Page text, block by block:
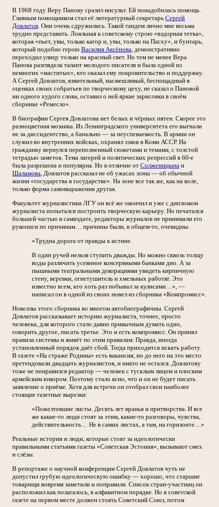
В 1968 году Веру Панову сразил инсульт. Ей понадобилась помощь.
Главным помощником стал её литературный секретарь Сергей
Довлатов. Они очень сдружились. Такой тандем лично мне весьма
трудно представить. Лояльная к советскому строю «вздорная тетка»,
которая «пьет, увы, только кагор и, увы, только на Пасху», и бунтарь,
который подобно герою Василия Аксёнова, демонстративно
переходил улицу только на красный свет. Но тем не менее Вера
Панова разглядела талант молодого писателя и была одной из
немногих «маститых», кто оказал ему покровительство и поддержку.
А Сергей Довлатов, язвительный, насмешливый, беспощадный в
оценках своих собратьев по творческому цеху, не сказал о Пановой
ни одного худого слова, оставил о ней яркие зарисовки в своём
сборнике «Ремесло».
В биографии Сергея Довлатова нет белых и чёрных пятен. Скорее это
разноцветная мозаика. Из Ленинградского университета его выгнали
не за диссидентство, а банально — за неуспеваемость. В армии он
служил во внутренних войсках, охранял зэков в Коми АССР. На
гражданку вернулся переполненный сюжетами и темами, с толстой
тетрадью заметок. Тема лагерей и политических репрессий в 60-е
была разрешена и популярна. Но в отличие от Солженицына и
Шаламова, Довлатов рассказал не об ужасах зоны — об обычной
жизни «государства в государстве». На зоне все так же, как на воле,
только форма самовыражения другая.
Факультет журналистики ЛГУ он всё же окончил и уже с дипломом
журналиста попытался построить творческую карьеру. Но печатался
большей частью в самиздате, редакторы журналов не принимали его
рукописи по причинам… причины были, в общем-то, очевидны.
«Трудна дорога от правды к истине.
В один ручей нельзя ступить дважды. Но можно сквозь толщу
воды различить усеянное консервными банками дно. А за
пышными театральными декорациями увидеть кирпичную
стену, веревки, огнетушитель и хмельных работяг. Это
известно всем, кто хоть раз побывал за кулисами…», —
написал он в одной из своих новел из сборника «Компромисс».
Новеллы этого сборника во многом автобиографичны. Сергей
Довлатов рассказывает историю журналиста, точнее, просто
человека, для которого стало давно привычным думать одно,
говорить другое, писать третье. Это и есть компромисс. Он принял
правила системы и живёт по этим правилам. Правда, иногда
установленный порядок даёт сбой. Тогда приходится искать работу.
В газете «На страже Родины» есть вакансия, но до него на это место
претендовали двадцать журналистов, и никто не остался. Довлатову
тоже не понравился редактор — человек с тусклым лицом и плоским
армейским юмором. Поэтому стало ясно, что и он не будет писать
заявление о приёме. Хотя для встречи он отобрал свои наиболее
стоящие газетные вырезки:
«Пожелтевшие листы. Десять лет вранья и притворства. И все
же какие-то люди стоят за этим, какие-то разговоры, чувства,
действительность… Не в самих листах, а там, на горизонте…»
Реальные истории и люди, которые стоят за идеологически
правильными статьями газеты «Советская Эстония», вызывают смех
и слёзы.
В репортаже о научной конференции Сергей Довлатов чуть не
допустил грубую идеологическую ошибку — хорошо, что старшие
товарищи вовремя заметили и поправили. Список стран-участниц он
расположил как полагалось, в алфавитном порядке. Но в советской
газете на первом месте должен стоять Советский Союз, потом